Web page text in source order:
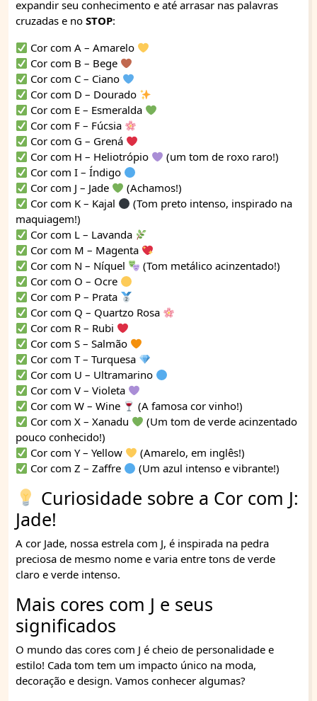
expandir seu conhecimento e até arrasar nas palavras
cruzadas e no STOP:
Cor com A – Amarelo
Cor com B – Bege
Cor com C – Ciano
Cor com D – Dourado
Cor com E – Esmeralda
Cor com F – Fúcsia
Cor com G – Grená
Cor com H – Heliotrópio
(um tom de roxo raro!)
Cor com I – Índigo
Cor com J – Jade
(Achamos!)
Cor com K – Kajal
(Tom preto intenso, inspirado na
maquiagem!)
Cor com L – Lavanda
Cor com M – Magenta
Cor com N – Níquel
(Tom metálico acinzentado!)
Cor com O – Ocre
Cor com P – Prata
Cor com Q – Quartzo Rosa
Cor com R – Rubi
Cor com S – Salmão
Cor com T – Turquesa
Cor com U – Ultramarino
Cor com V – Violeta
Cor com W – Wine
(A famosa cor vinho!)
Cor com X – Xanadu
(Um tom de verde acinzentado
pouco conhecido!)
Cor com Y – Yellow
(Amarelo, em inglês!)
Cor com Z – Zaffre
(Um azul intenso e vibrante!)
Curiosidade sobre a Cor com J:
Jade!
A cor Jade, nossa estrela com J, é inspirada na pedra
preciosa de mesmo nome e varia entre tons de verde
claro e verde intenso.
Mais cores com J e seus
significados
O mundo das cores com J é cheio de personalidade e
estilo! Cada tom tem um impacto único na moda,
decoração e design. Vamos conhecer algumas?